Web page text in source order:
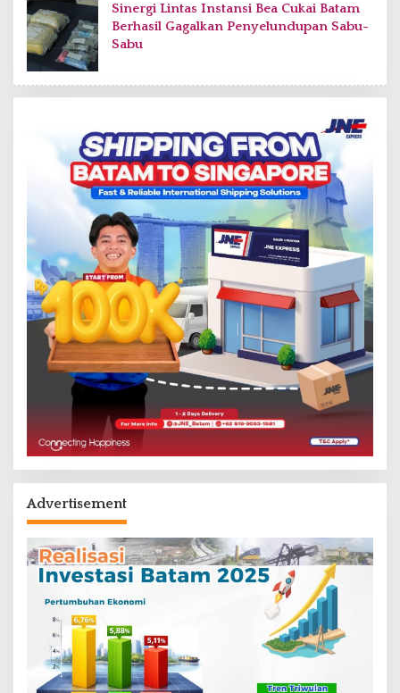
Sinergi Lintas Instansi Bea Cukai Batam
Berhasil Gagalkan Penyelundupan Sabu-
Sabu
Advertisement